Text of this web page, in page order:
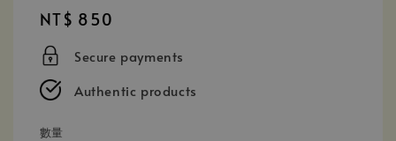
Regular
price
NT$ 850
Secure payments
Authentic products
數量